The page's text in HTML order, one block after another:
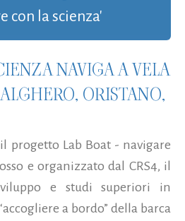
con la scienza'
NAVIGA A VELA
ORISTANO,
progetto Lab Boat - navigare
e organizzato dal CRS4, il
e studi superiori in
a bordo” della barca